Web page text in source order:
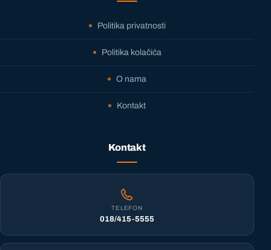
Politika privatnosti
Politika kolačića
O nama
Kontakt
Kontakt
TELEFON
018/415-5555